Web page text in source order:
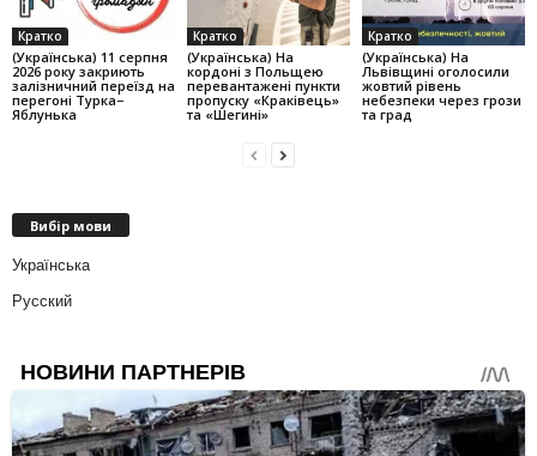
Кратко
(Українська) 11 серпня
2026 року закриють
залізничний переїзд на
перегоні Турка–
Яблунька
Кратко
(Українська) На
кордоні з Польщею
перевантажені пункти
пропуску «Краківець»
та «Шегині»
Кратко
(Українська) На
Львівщині оголосили
жовтий рівень
небезпеки через грози
та град
Вибір мови
Українська
Русский